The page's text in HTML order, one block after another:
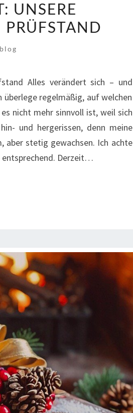
UNSERE
Alles verändert sich – und
regelmäßig, auf welchen
nicht mehr sinnvoll ist, weil sich
und hergerissen, denn meine
aber stetig gewachsen. Ich achte
entsprechend. Derzeit…